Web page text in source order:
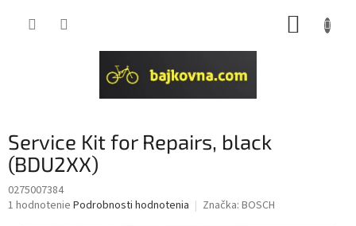
Service Kit for Repairs, black
(BDU2XX)
0275007384
Priemerné
1 hodnotenie Podrobnosti hodnotenia Značka: BOSCH